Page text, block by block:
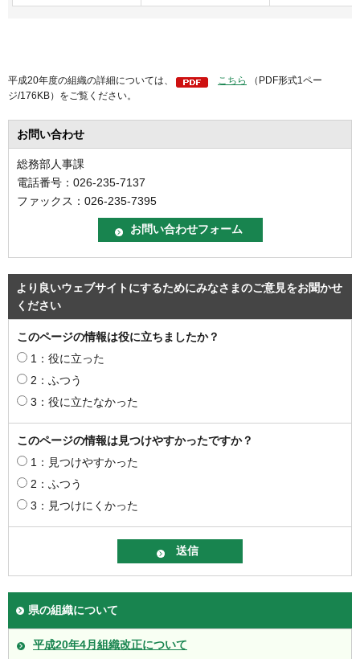
平成20年度の組織の詳細については、 こちら
（PDF形式1ペー
ジ/176KB）をご覧ください。
お問い合わせ
総務部人事課
電話番号：026-235-7137
ファックス：026-235-7395
より良いウェブサイトにするためにみなさまのご意見をお聞かせ
ください
このページの情報は役に立ちましたか？
1：役に立った
2：ふつう
3：役に立たなかった
このページの情報は見つけやすかったですか？
1：見つけやすかった
2：ふつう
3：見つけにくかった
県の組織について
平成20年4月組織改正について